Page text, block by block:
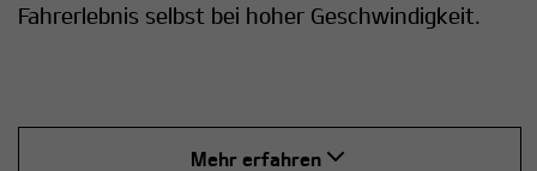
Fahrerlebnis selbst bei hoher Geschwindigkeit.​
Mehr erfahren